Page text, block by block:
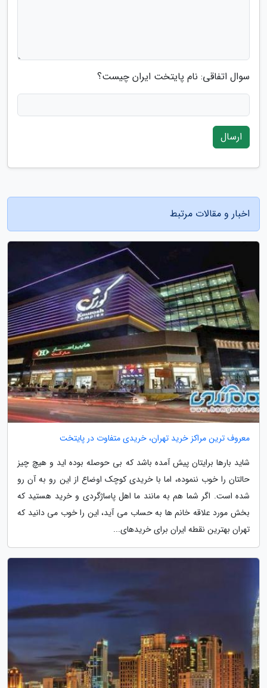
سوال اتفاقی: نام پایتخت ایران چیست؟
ارسال
اخبار و مقالات مرتبط
معروف ترین مراکز خرید تهران، خریدی متفاوت در پایتخت
شاید بارها برایتان پیش آمده باشد که بی حوصله بوده اید و هیچ چیز
حالتان را خوب ننموده، اما با خریدی کوچک اوضاع از این رو به آن رو
شده است. اگر شما هم به مانند ما اهل پاساژگردی و خرید هستید که
بخش مورد علاقه خانم ها به حساب می آید، این را خوب می دانید که
تهران بهترین نقطه ایران برای خریدهای...